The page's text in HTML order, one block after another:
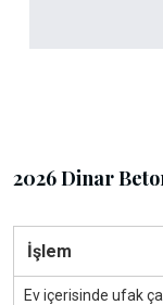
2026 Dinar
İşlem
Ev içerisinde ufak